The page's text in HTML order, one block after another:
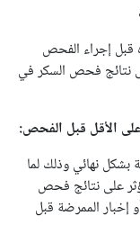
قبل إجراء الفحص
نتائج فحص السكر في
نهائي وذلك لما
على نتائج فحص
عن تناوله لمدة 24 ساعة، أو إخبار الممرضة قبل